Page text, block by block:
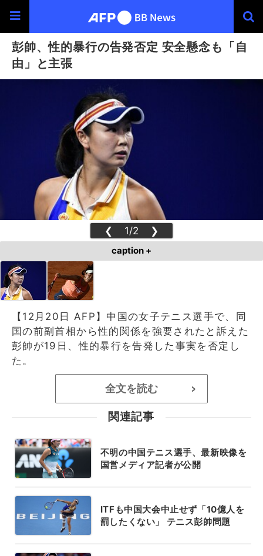
彭帥、性的暴行の告発否定 安全懸念も「自
由」と主張
❮ 1/2 ❯
caption +
【12月20日 AFP】中国の女子テニス選手で、同
国の前副首相から性的関係を強要されたと訴えた
彭帥が19日、性的暴行を告発した事実を否定し
た。
全文を読む >
関連記事
不明の中国テニス選手、最新映像を
国営メディア記者が公開
ITFも中国大会中止せず「10億人を
罰したくない」 テニス彭帥問題